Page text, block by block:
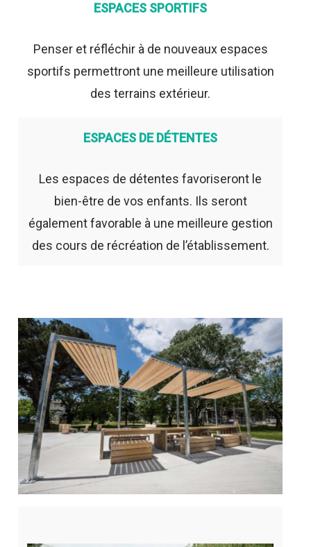
ESPACES SPORTIFS
Penser et réfléchir à de nouveaux espaces
sportifs permettront une meilleure utilisation
des terrains extérieur.
ESPACES DE DÉTENTES
Les espaces de détentes favoriseront le
bien-être de vos enfants. Ils seront
également favorable à une meilleure gestion
des cours de récréation de l’établissement.